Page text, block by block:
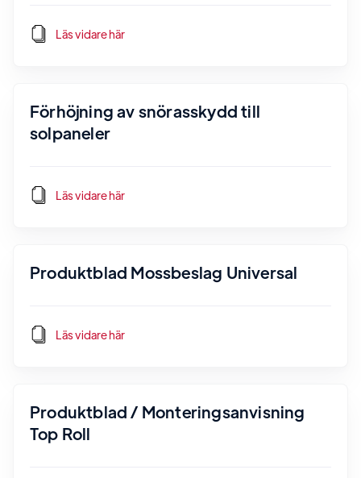
Läs vidare här
Förhöjning av snörasskydd till
solpaneler
Läs vidare här
Produktblad Mossbeslag Universal
Läs vidare här
Produktblad / Monteringsanvisning
Top Roll